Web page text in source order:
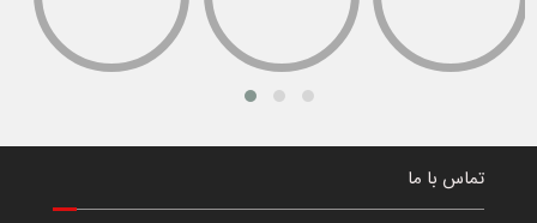
تماس با ما